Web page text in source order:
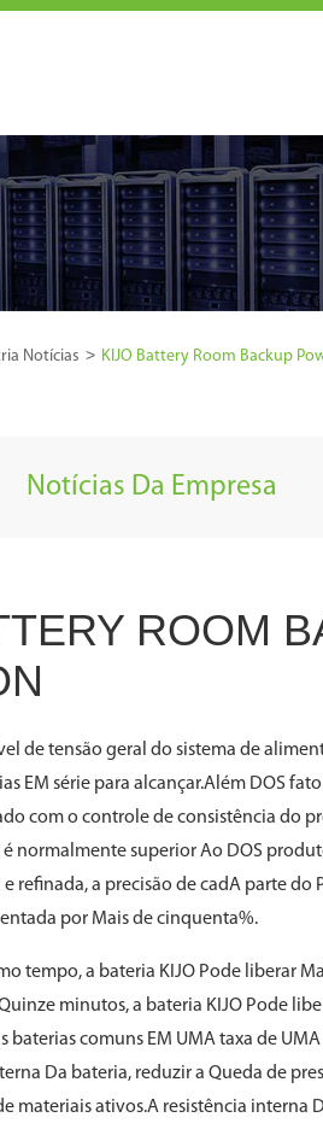
Notícias KIJO Battery Room Backup
Notícias Da Empresa
ROOM
de tensão geral do sistema de
EM série para alcançar.Além DOS
com o controle de consistência do
normalmente superior Ao DOS
refinada, a precisão de cadA parte
por Mais de cinquenta%.
tempo, a bateria KIJO Pode liberar
minutos, a bateria KIJO Pode
baterias comuns EM UMA taxa de
Da bateria, reduzir a Queda de
materiais ativos.A resistência interna